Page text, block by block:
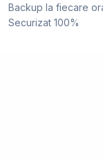
Backup la fiecare
Securizat 100%